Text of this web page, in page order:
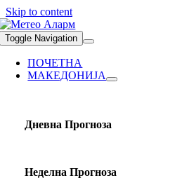
Skip to content
Toggle Navigation
ПОЧЕТНА
МАКЕДОНИЈА
Дневна Прогноза
Неделна Прогноза